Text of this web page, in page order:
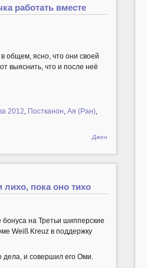
работать вместе
общем, ясно, что они своей
выяснить, что и после неё
2012, Постканон, Ая (Ран),
Джен
лихо, пока оно тихо
бонуса на Третьи шипперские
Weiß Kreuz в поддержку
дела, и совершил его Оми.